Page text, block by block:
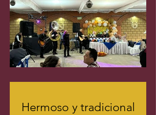
Hermoso y tradicional